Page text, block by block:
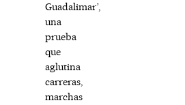
Guadalimar’,
una
prueba
que
aglutina
carreras,
marchas